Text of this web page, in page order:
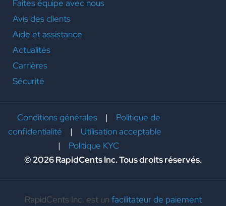
Faites équipe avec nous
Avis des clients
Aide et assistance
Actualités
Carrières
Sécurité
Conditions générales| Politique de
confidentialité | Utilisation acceptable
| Politique KYC
© 2026 RapidCents Inc. Tous droits réservés.
RapidCents Inc. est un facilitateur de paiement